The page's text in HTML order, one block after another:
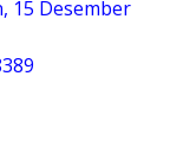
15 Desember